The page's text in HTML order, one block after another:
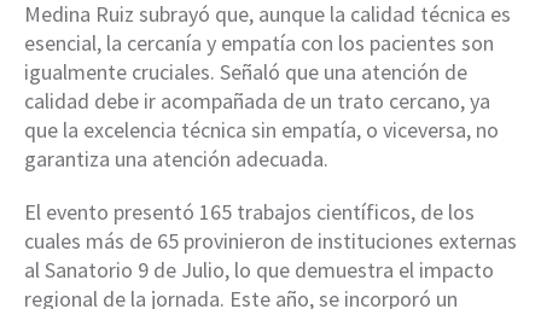
Medina Ruiz subrayó que, aunque la calidad técnica es
esencial, la cercanía y empatía con los pacientes son
igualmente cruciales. Señaló que una atención de
calidad debe ir acompañada de un trato cercano, ya
que la excelencia técnica sin empatía, o viceversa, no
garantiza una atención adecuada.
El evento presentó 165 trabajos científicos, de los
cuales más de 65 provinieron de instituciones externas
al Sanatorio 9 de Julio, lo que demuestra el impacto
regional de la jornada. Este año, se incorporó un